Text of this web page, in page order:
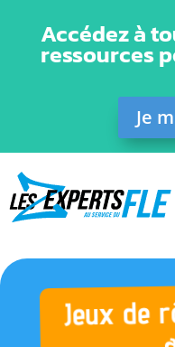
Accédez à
ressources
Je
Jeux de